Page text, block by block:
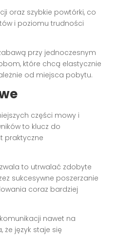
oraz szybkie powtórki, co
i poziomu trudności
przy jednoczesnym
które chcą elastycznie
od miejsca pobytu.
części mowy i
to klucz do
praktyczne
to utrwalać zdobyte
sukcesywne poszerzanie
coraz bardziej
nawet na
język staje się